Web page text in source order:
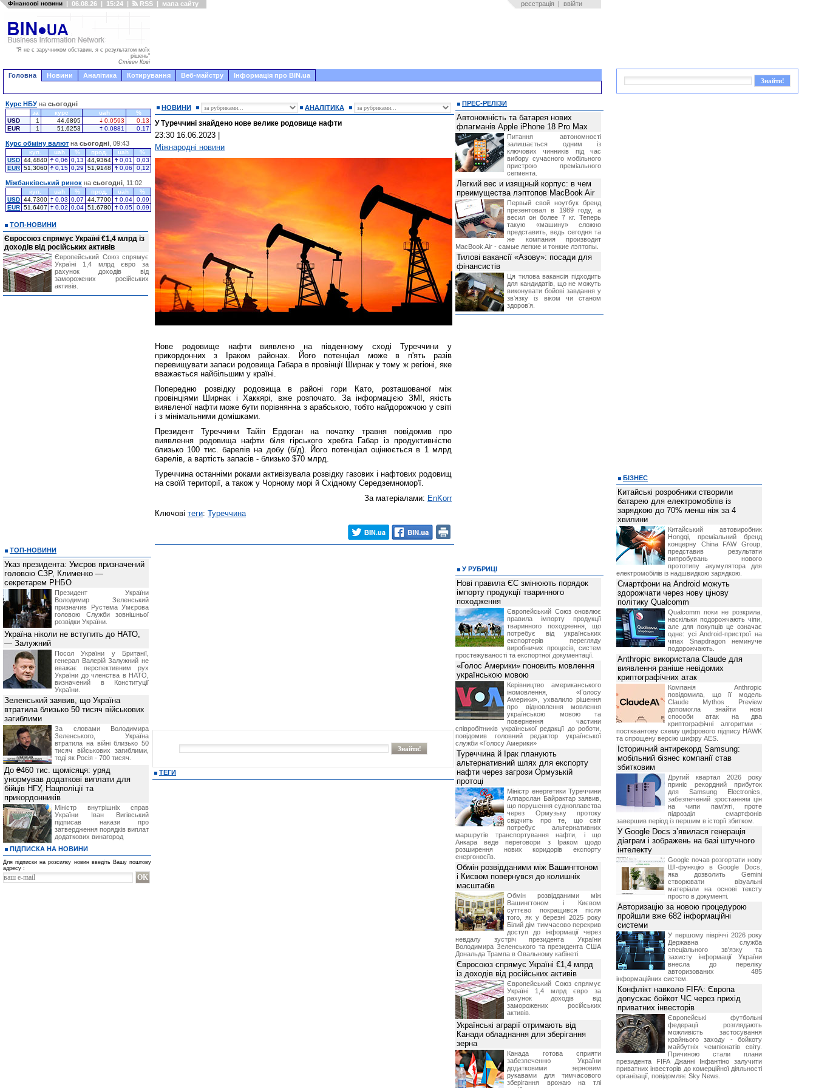
Фінансові новини | 06.08.26 | 15:24 | RSS | мапа сайту реєстрація | ввійти
"Я не є заручником обставин, я є результатом моїх
рішень"
Стівен Кові
Головна Новини Аналітика Котирування Веб-майстру Інформація про BIN.ua
НОВИНИ АНАЛІТИКА
У Туреччині знайдено нове велике родовище нафти
23:30 16.06.2023
Міжнародні новини
Нове родовище нафти виявлено на південному сході Туреччини у
прикордонних з Іраком районах. Його потенціал може в п'ять разів
перевищувати запаси родовища Габара в провінції Ширнак у тому ж регіоні, яке
вважається найбільшим у країні.
Попередню розвідку родовища в районі гори Като, розташованої між
провінціями Ширнак і Хаккярі, вже розпочато. За інформацією ЗМІ, якість
виявленої нафти може бути порівнянна з арабською, тобто найдорожчою у світі
і з мінімальними домішками.
Президент Туреччини Тайіп Ердоган на початку травня повідомив про
виявлення родовища нафти біля гірського хребта Габар із продуктивністю
близько 100 тис. барелів на добу (б/д). Його потенціал оцінюється в 1 млрд
барелів, а вартість запасів - близько $70 млрд.
Туреччина останніми роками активізувала розвідку газових і нафтових родовищ
на своїй території, а також у Чорному морі й Східному Середземномор'ї.
За матеріалами: EnKorr
Ключові теги: Туреччина
ТЕГИ
Курс НБУ на сьогодні
за курс uah
%
USD
1 44,6895 0,0593
0,13
EUR
1 51,6253 0,0881 0,17
Курс обміну валют на сьогодні , 09:43
куп. uah % прод. uah
%
USD 44,4840 0,06 0,13 44,9364 0,01
0,03
EUR 51,3060 0,15 0,29 51,9148 0,06 0,12
Міжбанківський ринок на сьогодні , 11:02
куп. uah % прод. uah
%
USD 44,7300 0,03 0,07 44,7700 0,04
0,09
EUR 51,6407 0,02 0,04 51,6780 0,05 0,09
ТОП-НОВИНИ
Євросоюз спрямує Україні €1,4 млрд із
доходів від російських активів
Європейський Союз спрямує
Україні 1,4 млрд євро за
рахунок доходів від
заморожених російських
активів.
ТОП-НОВИНИ
Указ президента: Умєров призначений
головою СЗР, Клименко —
секретарем РНБО
Президент України
Володимир Зеленський
призначив Pустема Умєрова
головою Служби зовнішньої
розвідки України.
Україна ніколи не вступить до НАТО,
— Залужний
Посол України у Британії,
генерал Валерій Залужний не
вважає перспективним рух
України до членства в НАТО,
визначений в Конституції
України.
Зеленський заявив, що Україна
втратила близько 50 тисяч військових
загиблими
За словами Володимира
Зеленського, Україна
втратила на війні близько 50
тисяч військових загиблими,
тоді як Росія - 700 тисяч.
До ₴460 тис. щомісяця: уряд
унормував додаткові виплати для
бійців НГУ, Нацполіції та
прикордонників
Міністр внутрішніх справ
України Іван Вигівський
підписав накази про
затвердження порядків виплат
додаткових винагород
ПІДПИСКА НА НОВИНИ
Для підписки на розсилку новин введіть Вашу поштову
адресу :
ПРЕС-РЕЛІЗИ
Автономність та батарея нових
флагманів Apple iPhone 18 Pro Max
Питання автономності
залишається одним із
ключових чинників під час
вибору сучасного мобільного
пристрою преміального
сегмента.
Легкий вес и изящный корпус: в чем
преимущества лэптопов MacBook Air
Первый свой ноутбук бренд
презентовал в 1989 году, а
весил он более 7 кг. Теперь
такую «машину» сложно
представить, ведь сегодня та
же компания производит
MacBook Air - самые легкие и тонкие лэптопы.
Тилові вакансії «Азову»: посади для
фінансистів
Ця тилова вакансія підходить
для кандидатів, що не можуть
виконувати бойові завдання у
звʼязку із віком чи станом
здоровʼя.
У РУБРИЦІ
Нові правила ЄС змінюють порядок
імпорту продукції тваринного
походження
Європейський Союз оновлює
правила імпорту продукції
тваринного походження, що
потребує від українських
експортерів перегляду
виробничих процесів, систем
простежуваності та експортної документації.
«Голос Америки» поновить мовлення
українською мовою
Керівництво американського
іномовлення, «Голосу
Америки», ухвалило рішення
про відновлення мовлення
українською мовою та
повернення частини
співробітників української редакції до роботи,
повідомив головний редактор української
служби «Голосу Америки»
Туреччина й Ірак планують
альтернативний шлях для експорту
нафти через загрози Ормузькій
протоці
Міністр енергетики Туреччини
Алпарслан Байрактар заявив,
що порушення судноплавства
через Ормузьку протоку
свідчить про те, що світ
потребує альтернативних
маршрутів транспортування нафти, і що
Анкара веде переговори з Іраком щодо
розширення нових коридорів експорту
енергоносіїв.
Обмін розвідданими між Вашингтоном
і Києвом повернувся до колишніх
масштабів
Обмін розвідданими між
Вашингтоном і Києвом
суттєво покращився після
того, як у березні 2025 року
Білий дім тимчасово перекрив
доступ до інформації через
невдалу зустріч президента України
Володимира Зеленського та президента США
Дональда Трампа в Овальному кабінеті.
Євросоюз спрямує Україні €1,4 млрд
із доходів від російських активів
Європейський Союз спрямує
Україні 1,4 млрд євро за
рахунок доходів від
заморожених російських
активів.
Українські аграрії отримають від
Канади обладнання для зберігання
зерна
Канада готова сприяти
забезпеченню України
додатковими зерновим
рукавами для тимчасового
зберігання врожаю на тлі
БІЗНЕС
Китайські розробники створили
батарею для електромобілів із
зарядкою до 70% менш ніж за 4
хвилини
Китайський автовиробник
Hongqi, преміальний бренд
концерну China FAW Group,
представив результати
випробувань нового
прототипу акумулятора для
електромобілів із надшвидкою зарядкою.
Смартфони на Android можуть
здорожчати через нову цінову
політику Qualcomm
Qualcomm поки не розкрила,
наскільки подорожчають чіпи,
але для покупців це означає
одне: усі Android-пристрої на
чіпах Snapdragon неминуче
подорожчають.
Anthropic використала Claude для
виявлення раніше невідомих
криптографічних атак
Компанія Anthropic
повідомила, що її модель
Claude Mythos Preview
допомогла знайти нові
способи атак на два
криптографічні алгоритми -
постквантову схему цифрового підпису HAWK
та спрощену версію шифру AES.
Історичний антирекорд Samsung:
мобільний бізнес компанії став
збитковим
Другий квартал 2026 року
приніс рекордний прибуток
для Samsung Electronics,
забезпечений зростанням цін
на чипи пам'яті, проте
підрозділ смартфонів
завершив період із першим в історії збитком.
У Google Docs з’явилася генерація
діаграм і зображень на базі штучного
інтелекту
Google почав розгортати нову
ШІ-функцію в Google Docs,
яка дозволить Gemini
створювати візуальні
матеріали на основі тексту
просто в документі.
Авторизацію за новою процедурою
пройшли вже 682 інформаційні
системи
У першому півріччі 2026 року
Державна служба
спеціального зв'язку та
захисту інформації України
внесла до переліку
авторизованих 485
інформаційних систем.
Конфлікт навколо FIFA: Європа
допускає бойкот ЧС через прихід
приватних інвесторів
Європейські футбольні
федерації розглядають
можливість застосування
крайнього заходу - бойкоту
майбутніх чемпіонатів світу.
Причиною стали плани
президента FIFA Джанні Інфантіно залучити
приватних інвесторів до комерційної діяльності
організації, повідомляє Sky News.